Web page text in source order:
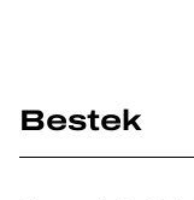
Bestek